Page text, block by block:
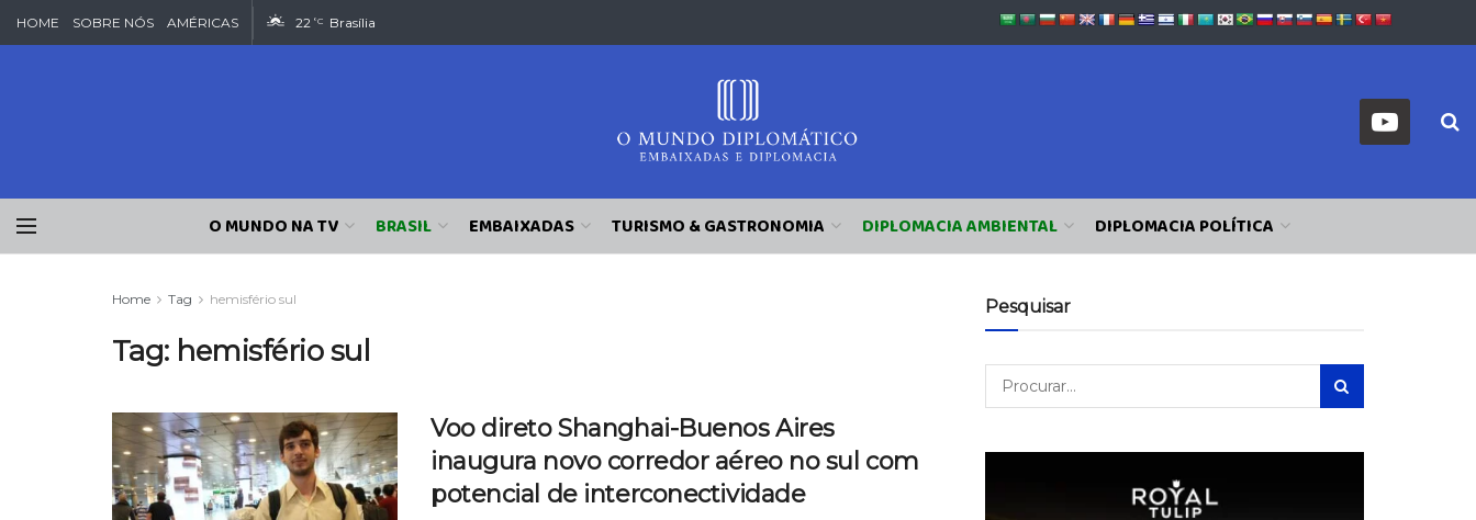
HOME SOBRE NÓS AMÉRICAS 22 °C Brasília
O MUNDO NA TV BRASIL EMBAIXADAS TURISMO & GASTRONOMIA DIPLOMACIA AMBIENTAL DIPLOMACIA POLÍTICA
Home Tag hemisfério sul
Tag: hemisfério sul
Voo direto Shanghai-Buenos Aires
inaugura novo corredor aéreo no sul com
potencial de interconectividade
Pesquisar